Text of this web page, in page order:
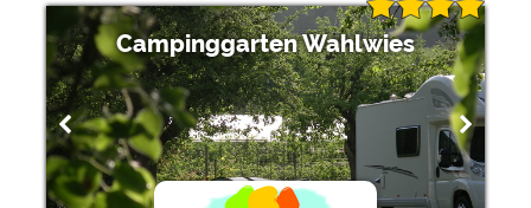
Campinggarten Wahlwies